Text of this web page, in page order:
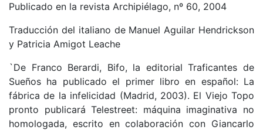
Publicado en la revista Archipiélago, nº 60, 2004
Traducción del italiano de Manuel Aguilar Hendrickson
y Patricia Amigot Leache
`De Franco Berardi, Bifo, la editorial Traficantes de
Sueños ha publicado el primer libro en español: La
fábrica de la infelicidad (Madrid, 2003). El Viejo Topo
pronto publicará Telestreet: máquina imaginativa no
homologada, escrito en colaboración con Giancarlo